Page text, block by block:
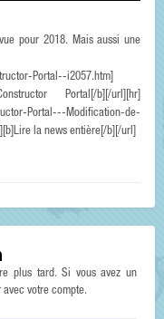
pour 2018. Mais aussi une
Portal--i2057.htm]
Portal[/b][/url][hr]
Portal---Modification-de-
la news entière[/b][/url]
plus tard. Si vous avez un
votre compte.